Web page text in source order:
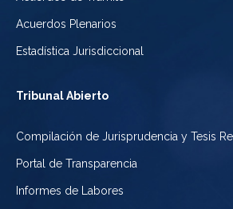
Acuerdos Plenarios
Estadística Jurisdiccional
Tribunal Abierto
Compilación de Jurisprudencia y Tesis
Portal de Transparencia
Informes de Labores